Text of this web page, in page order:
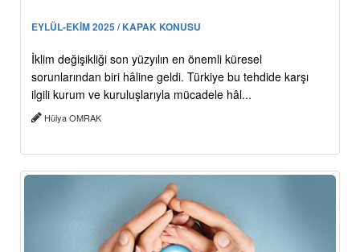
EYLÜL-EKİM 2025 / KAPAK KONUSU
İklim değişikliği son yüzyılın en önemli küresel
sorunlarından biri hâline geldi. Türkiye bu tehdide karşı
ilgili kurum ve kuruluşlarıyla mücadele hâl...
Hülya OMRAK